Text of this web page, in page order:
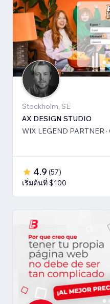
Stockholm, SE
AX DESIGN STUDIO
WIX LEGEND PARTNER
4.9 (57)
เริ่มต้นที่ $100